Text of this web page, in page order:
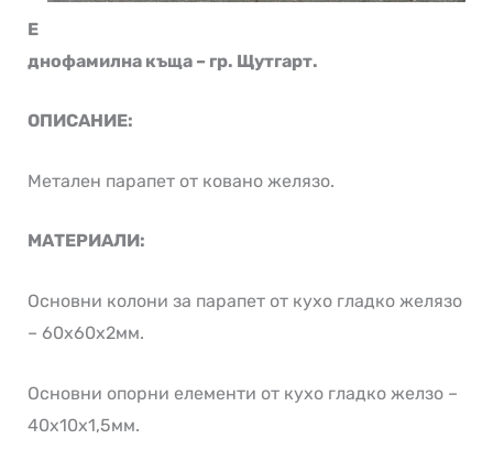
Е
днофамилна къща – гр. Щутгарт.
ОПИСАНИЕ:
Метален парапет от ковано желязо.
МАТЕРИАЛИ:
Основни колони за парапет от кухо гладко желязо
– 60х60х2мм.
Основни опорни елементи от кухо гладко желзо –
40х10х1,5мм.